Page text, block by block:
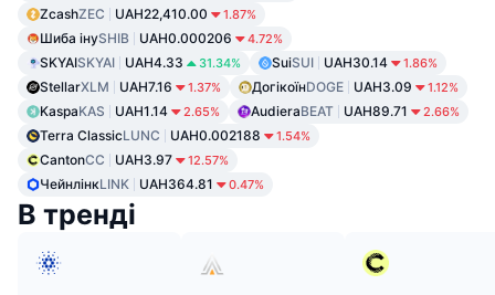
ZcashZEC UAH22,410.00 1.87%
Шиба інуSHIB UAH0.000206 4.72%
SKYAISKYAI UAH4.33 31.34% SuiSUI UAH30.14 1.86%
StellarXLM UAH7.16 1.37% ДогікоїнDOGE UAH3.09 1.12%
KaspaKAS UAH1.14 2.65% AudieraBEAT UAH89.71 2.66%
Terra ClassicLUNC UAH0.002188 1.54%
CantonCC UAH3.97 12.57%
ЧейнлінкLINK UAH364.81 0.47%
В тренді